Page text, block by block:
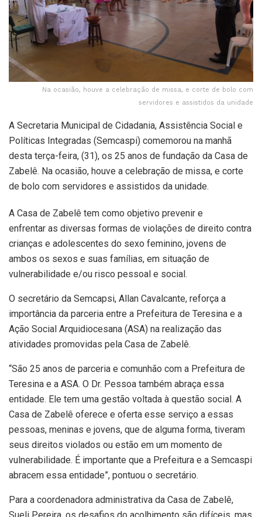
Na ocasião, houve a celebração de missa, e corte de bolo com
servidores e assistidos da unidade
A Secretaria Municipal de Cidadania, Assistência Social e
Políticas Integradas (Semcaspi) comemorou na manhã
desta terça-feira, (31), os 25 anos de fundação da Casa de
Zabelê. Na ocasião, houve a celebração de missa, e corte
de bolo com servidores e assistidos da unidade.
A Casa de Zabelê tem como objetivo prevenir e
enfrentar as diversas formas de violações de direito contra
crianças e adolescentes do sexo feminino, jovens de
ambos os sexos e suas famílias, em situação de
vulnerabilidade e/ou risco pessoal e social.
O secretário da Semcapsi, Allan Cavalcante, reforça a
importância da parceria entre a Prefeitura de Teresina e a
Ação Social Arquidiocesana (ASA) na realização das
atividades promovidas pela Casa de Zabelê.
“São 25 anos de parceria e comunhão com a Prefeitura de
Teresina e a ASA. O Dr. Pessoa também abraça essa
entidade. Ele tem uma gestão voltada à questão social. A
Casa de Zabelê oferece e oferta esse serviço a essas
pessoas, meninas e jovens, que de alguma forma, tiveram
seus direitos violados ou estão em um momento de
vulnerabilidade. É importante que a Prefeitura e a Semcaspi
abracem essa entidade”, pontuou o secretário.
Para a coordenadora administrativa da Casa de Zabelê,
Sueli Pereira, os desafios do acolhimento são difíceis, mas